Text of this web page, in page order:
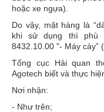
hoặc xe ngựa).
Do vậy, mặt hàng là
khi sử dụng thì phù
8432.10.00 "- Máy cày”
Tổng cục Hải quan
Agotech biết và thực
Nơi nhận:
- Như trên;